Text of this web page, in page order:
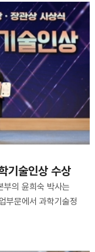
기술인상 수상
부의 윤희숙 박사는
부문에서 과학기술정